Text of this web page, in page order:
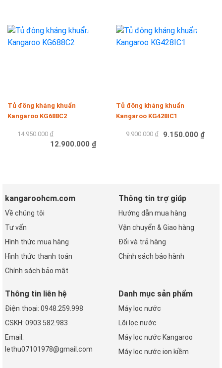
-14%
Tủ đông kháng khuẩn
Kangaroo KG688C2
14.950.000 ₫
12.900.000 ₫
-8%
Tủ đông kháng khuẩn
Kangaroo KG428IC1
9.900.000 ₫ 9.150.000 ₫
kangaroohcm.com
Về chúng tôi
Tư vấn
Hình thức mua hàng
Hình thức thanh toán
Chính sách bảo mật
Thông tin trợ giúp
Hướng dẫn mua hàng
Vận chuyển & Giao hàng
Đổi và trả hàng
Chính sách bảo hành
Thông tin liên hệ
Điện thoại: 0948.259.998
CSKH: 0903.582.983
Email:
lethu07101978@gmail.com
Danh mục sản phẩm
Máy lọc nước
Lõi lọc nước
Máy lọc nước Kangaroo
Máy lọc nước ion kiềm